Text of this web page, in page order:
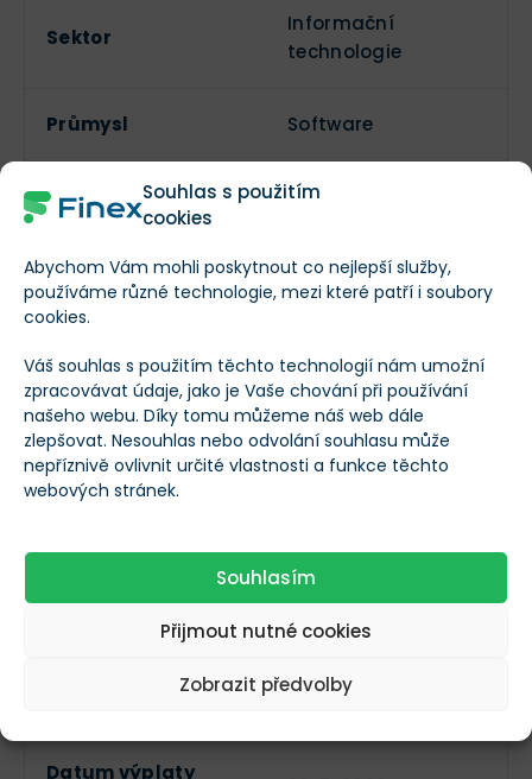
Souhlas s použitím
cookies
Abychom Vám mohli poskytnout co nejlepší služby,
používáme různé technologie, mezi které patří i soubory
cookies.
Váš souhlas s použitím těchto technologií nám umožní
zpracovávat údaje, jako je Vaše chování při používání
našeho webu. Díky tomu můžeme náš web dále
zlepšovat. Nesouhlas nebo odvolání souhlasu může
nepříznivě ovlivnit určité vlastnosti a funkce těchto
webových stránek.
Souhlasím
Přijmout nutné cookies
Zobrazit předvolby
Sektor
Informační
technologie
Průmysl Software
Zaměstnanci 26 070
Vedení společnosti --
Vyplácí dividendy?
Frekvence výplaty
dividend
Roční dividenda na
akcii
0,25€
Datum výplaty